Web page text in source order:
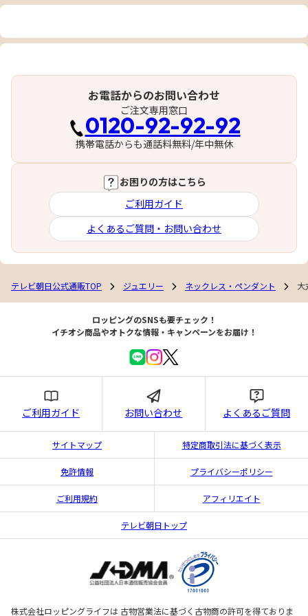
お電話からのお問い合わせ
ご注文専用窓口
0120-92-92-92
携帯電話からも通話料無料/年中無休
お困りの方はこちら
ご利用ガイド
よくあるご質問・お問い合わせ
テレビ朝日公式通販TOP ジュエリー ネックレス・ペンダント 大
ロッピングのSNSも要チェック！
イチオシ商品やオトクな情報・キャンペーンをお届け！
ご利用ガイド お問い合わせ よくあるご質問
サイトマップ 特定商取引法に基づく表示
免許情報 プライバシーポリシー
ご利用規約 アフィリエイト
テレビ朝日トップ
株式会社ロッピングライフは 古物営業法に基づく古物商の許可を得ておりま